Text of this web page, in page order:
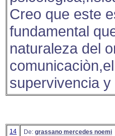
Creo que este
fundamental
naturaleza del
supervivencia
14 De: grassano mercedes noemi